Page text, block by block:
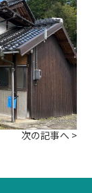
次の記事へ >